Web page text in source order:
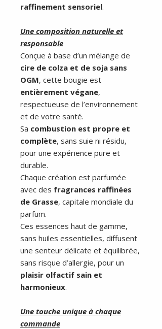
raffinement sensoriel.
Une composition naturelle et
responsable
Conçue à base d’un mélange de
cire de colza et de soja sans
OGM, cette bougie est
entièrement végane,
respectueuse de l’environnement
et de votre santé.
Sa combustion est propre et
complète, sans suie ni résidu,
pour une expérience pure et
durable.
Chaque création est parfumée
avec des fragrances raffinées
de Grasse, capitale mondiale du
parfum.
Ces essences haut de gamme,
sans huiles essentielles, diffusent
une senteur délicate et équilibrée,
sans risque d’allergie, pour un
plaisir olfactif sain et
harmonieux.
Une touche unique à chaque
commande